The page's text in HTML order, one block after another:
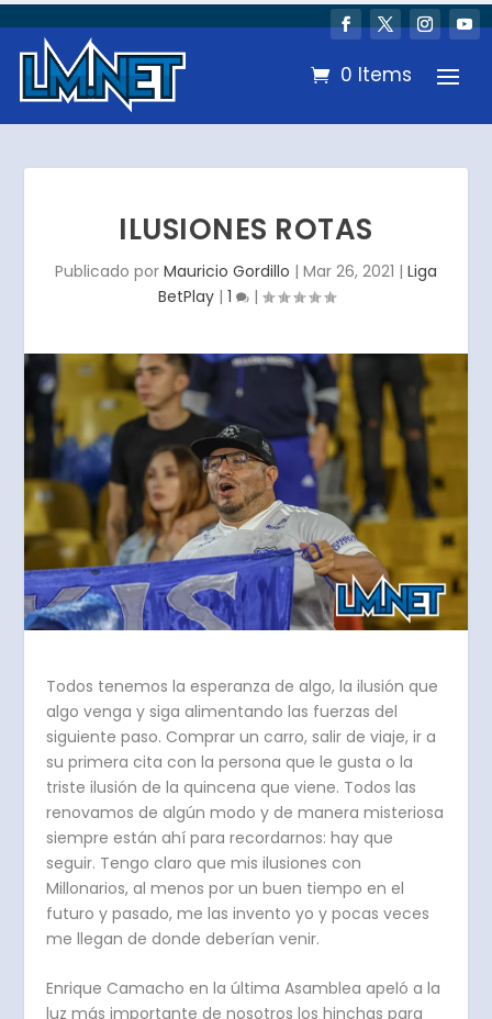
0 Items
ILUSIONES ROTAS
Publicado por Mauricio Gordillo | Mar 26, 2021 | Liga
BetPlay| 1 |
Todos tenemos la esperanza de algo, la ilusión que
algo venga y siga alimentando las fuerzas del
siguiente paso. Comprar un carro, salir de viaje, ir a
su primera cita con la persona que le gusta o la
triste ilusión de la quincena que viene. Todos las
renovamos de algún modo y de manera misteriosa
siempre están ahí para recordarnos: hay que
seguir. Tengo claro que mis ilusiones con
Millonarios, al menos por un buen tiempo en el
futuro y pasado, me las invento yo y pocas veces
me llegan de donde deberían venir.
Enrique Camacho en la última Asamblea apeló a la
luz más importante de nosotros los hinchas para